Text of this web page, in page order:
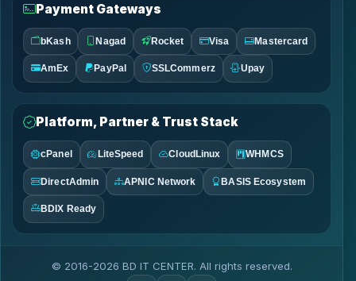
Payment Gateways
bKash Nagad Rocket Visa Mastercard
AmEx PayPal SSLCommerz Upay
Platform, Partner & Trust Stack
cPanel LiteSpeed CloudLinux WHMCS
DirectAdmin APNIC Network BASIS Ecosystem
BDIX Ready
© 2016-2026 BD IT CENTER. All rights reserved.